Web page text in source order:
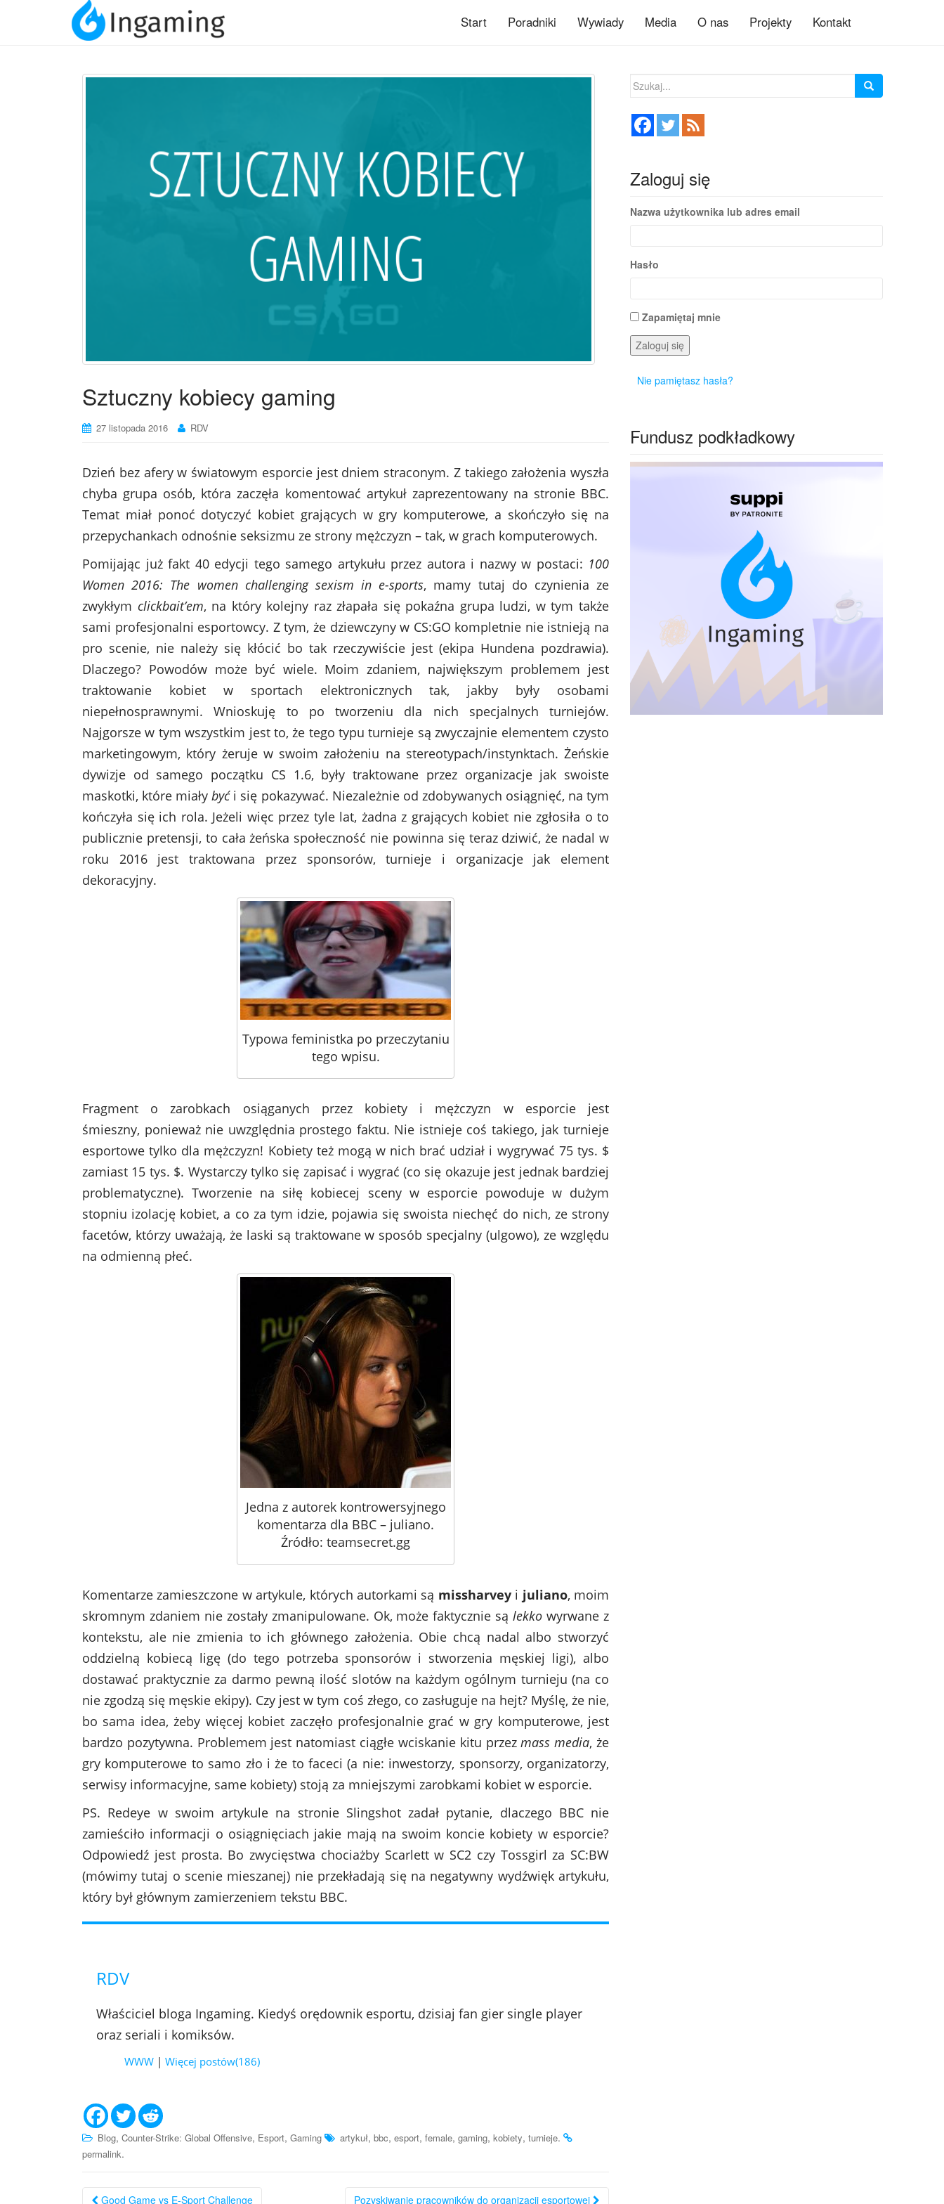
Start Poradniki Wywiady Media O nas Projekty Kontakt
Sztuczny kobiecy gaming
27 listopada 2016 RDV
Dzień bez afery w światowym esporcie jest dniem straconym. Z takiego założenia wyszła
chyba grupa osób, która zaczęła komentować artykuł zaprezentowany na stronie BBC.
Temat miał ponoć dotyczyć kobiet grających w gry komputerowe, a skończyło się na
przepychankach odnośnie seksizmu ze strony mężczyzn – tak, w grach komputerowych.
Pomijając już fakt 40 edycji tego samego artykułu przez autora i nazwy w postaci: 100
Women 2016: The women challenging sexism in e-sports, mamy tutaj do czynienia ze
zwykłym clickbait’em, na który kolejny raz złapała się pokaźna grupa ludzi, w tym także
sami profesjonalni esportowcy. Z tym, że dziewczyny w CS:GO kompletnie nie istnieją na
pro scenie, nie należy się kłócić bo tak rzeczywiście jest (ekipa Hundena pozdrawia).
Dlaczego? Powodów może być wiele. Moim zdaniem, największym problemem jest
traktowanie kobiet w sportach elektronicznych tak, jakby były osobami
niepełnosprawnymi. Wnioskuję to po tworzeniu dla nich specjalnych turniejów.
Najgorsze w tym wszystkim jest to, że tego typu turnieje są zwyczajnie elementem czysto
marketingowym, który żeruje w swoim założeniu na stereotypach/instynktach. Żeńskie
dywizje od samego początku CS 1.6, były traktowane przez organizacje jak swoiste
maskotki, które miałybyći się pokazywać. Niezależnie od zdobywanych osiągnięć, na tym
kończyła się ich rola. Jeżeli więc przez tyle lat, żadna z grających kobiet nie zgłosiła o to
publicznie pretensji, to cała żeńska społeczność nie powinna się teraz dziwić, że nadal w
roku 2016 jest traktowana przez sponsorów, turnieje i organizacje jak element
dekoracyjny.
Typowa feministka po przeczytaniu
tego wpisu.
Fragment o zarobkach osiąganych przez kobiety i mężczyzn w esporcie jest
śmieszny, ponieważ nie uwzględnia prostego faktu. Nie istnieje coś takiego, jak turnieje
esportowe tylko dla mężczyzn! Kobiety też mogą w nich brać udział i wygrywać 75 tys. $
zamiast 15 tys. $. Wystarczy tylko się zapisać i wygrać (co się okazuje jest jednak bardziej
problematyczne). Tworzenie na siłę kobiecej sceny w esporcie powoduje w dużym
stopniu izolację kobiet, a co za tym idzie, pojawia się swoista niechęć do nich, ze strony
facetów, którzy uważają, że laski są traktowane w sposób specjalny (ulgowo), ze względu
na odmienną płeć.
Jedna z autorek kontrowersyjnego
komentarza dla BBC – juliano.
Źródło: teamsecret.gg
Komentarze zamieszczone w artykule, których autorkami są missharveyi juliano, moim
skromnym zdaniem nie zostały zmanipulowane. Ok, może faktycznie sąlekko wyrwane z
kontekstu, ale nie zmienia to ich głównego założenia. Obie chcą nadal albo stworzyć
oddzielną kobiecą ligę (do tego potrzeba sponsorów i stworzenia męskiej ligi), albo
dostawać praktycznie za darmo pewną ilość slotów na każdym ogólnym turnieju (na co
nie zgodzą się męskie ekipy). Czy jest w tym coś złego, co zasługuje na hejt? Myślę, że nie,
bo sama idea, żeby więcej kobiet zaczęło profesjonalnie grać w gry komputerowe, jest
bardzo pozytywna. Problemem jest natomiast ciągłe wciskanie kitu przezmass media, że
gry komputerowe to samo zło i że to faceci (a nie: inwestorzy, sponsorzy, organizatorzy,
serwisy informacyjne, same kobiety) stoją za mniejszymi zarobkami kobiet w esporcie.
PS. Redeye w swoim artykule na stronie Slingshot zadał pytanie, dlaczego BBC nie
zamieściło informacji o osiągnięciach jakie mają na swoim koncie kobiety w esporcie?
Odpowiedź jest prosta. Bo zwycięstwa chociażby Scarlett w SC2 czy Tossgirl za SC:BW
(mówimy tutaj o scenie mieszanej) nie przekładają się na negatywny wydźwięk artykułu,
który był głównym zamierzeniem tekstu BBC.
RDV
Właściciel bloga Ingaming. Kiedyś orędownik esportu, dzisiaj fan gier single player
oraz seriali i komiksów.
WWW | Więcej postów(186)
Blog, Counter-Strike: Global Offensive, Esport, Gaming artykuł, bbc, esport, female, gaming, kobiety, turnieje.
permalink.
Good Game vs E-Sport Challenge Pozyskiwanie pracowników do organizacji esportowej
Szukaj:
Zaloguj się
Nazwa użytkownika lub adres email
Hasło
Zapamiętaj mnie
Zaloguj się
Nie pamiętasz hasła?
Fundusz podkładkowy